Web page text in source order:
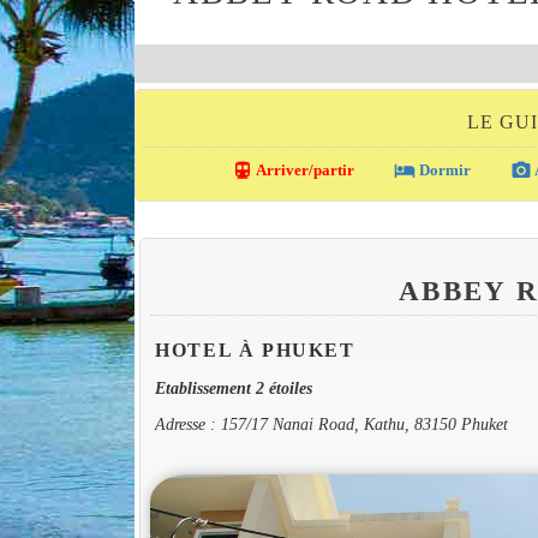
LE
directions_transit Arriver/partir local_hotel Dormir photo_camera
ABBEY
HOTEL À PHUKET
Etablissement 2 étoiles
Adresse : 157/17 Nanai Road, Kathu, 83150 Phuket